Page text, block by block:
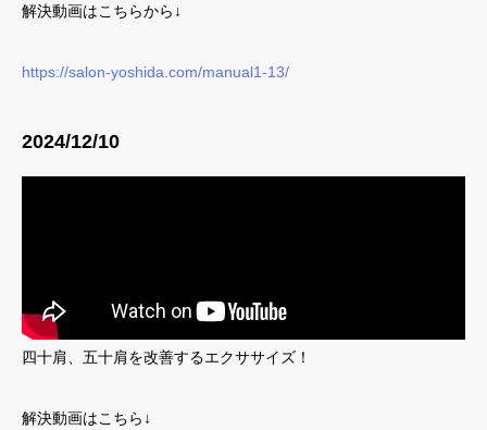
解決動画はこちらから↓
https://salon-yoshida.com/manual1-13/
2024/12/10
四十肩、五十肩を改善するエクササイズ！
解決動画はこちら↓